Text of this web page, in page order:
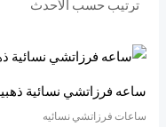
ساعه فرزاتشي نسائية
ساعات فرزاتشي نسائيه